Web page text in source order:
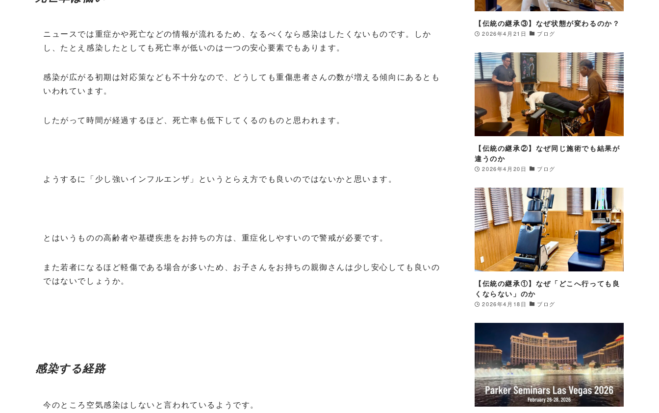
ニュースでは重症かや死亡などの情報が流れるため、なるべくなら感染はしたくないものです。しか
し、たとえ感染したとしても死亡率が低いのは一つの安心要素でもあります。
感染が広がる初期は対応策なども不十分なので、どうしても重傷患者さんの数が増える傾向にあるとも
いわれています。
したがって時間が経過するほど、死亡率も低下してくるのものと思われます。
ようするに「少し強いインフルエンザ」というとらえ方でも良いのではないかと思います。
とはいうものの高齢者や基礎疾患をお持ちの方は、重症化しやすいので警戒が必要です。
また若者になるほど軽傷である場合が多いため、お子さんをお持ちの親御さんは少し安心しても良いの
ではないでしょうか。
感染する経路
今のところ空気感染はしないと言われているようです。
【伝統の継承③】なぜ状態が変わるのか？
2026年4月21日 ブログ
【伝統の継承②】なぜ同じ施術でも結果が
違うのか
2026年4月20日 ブログ
【伝統の継承①】なぜ「どこへ行っても良
くならない」のか
2026年4月18日 ブログ